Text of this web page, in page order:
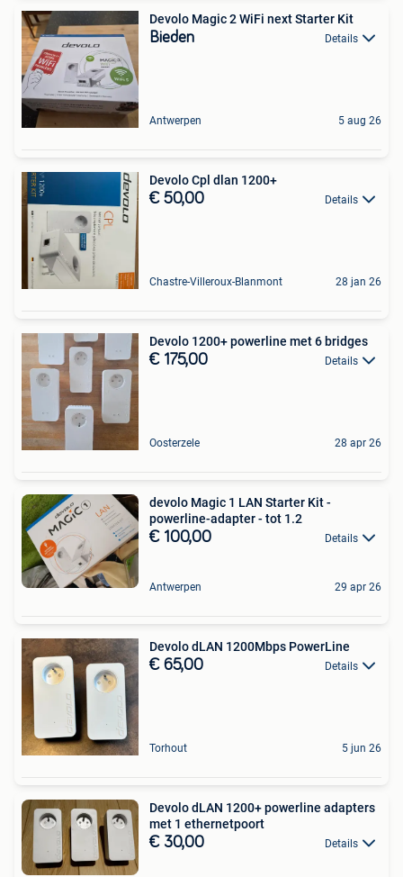
Devolo Magic 2 WiFi next Starter Kit
Bieden Details
Antwerpen 5 aug 26
Devolo Cpl dlan 1200+
€ 50,00 Details
Chastre-Villeroux-Blanmont 28 jan 26
Devolo 1200+ powerline met 6 bridges
€ 175,00 Details
Oosterzele 28 apr 26
devolo Magic 1 LAN Starter Kit -
powerline-adapter - tot 1.2
€ 100,00 Details
Antwerpen 29 apr 26
Devolo dLAN 1200Mbps PowerLine
€ 65,00 Details
Torhout 5 jun 26
Devolo dLAN 1200+ powerline adapters
met 1 ethernetpoort
€ 30,00 Details